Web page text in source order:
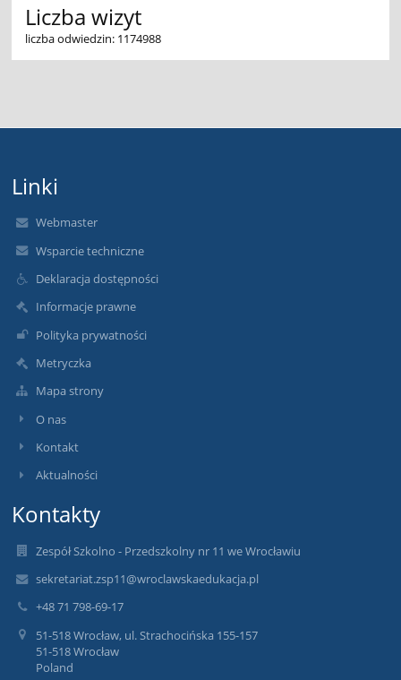
Liczba wizyt
liczba odwiedzin: 1174988
Linki
Webmaster
Wsparcie techniczne
Deklaracja dostępności
Informacje prawne
Polityka prywatności
Metryczka
Mapa strony
O nas
Kontakt
Aktualności
Kontakty
Zespół Szkolno - Przedszkolny nr 11 we Wrocławiu
sekretariat.zsp11@wroclawskaedukacja.pl
+48 71 798-69-17
51-518 Wrocław, ul. Strachocińska 155-157
51-518 Wrocław
Poland